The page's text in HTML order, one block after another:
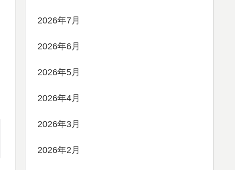
2026年7月
2026年6月
2026年5月
2026年4月
2026年3月
2026年2月